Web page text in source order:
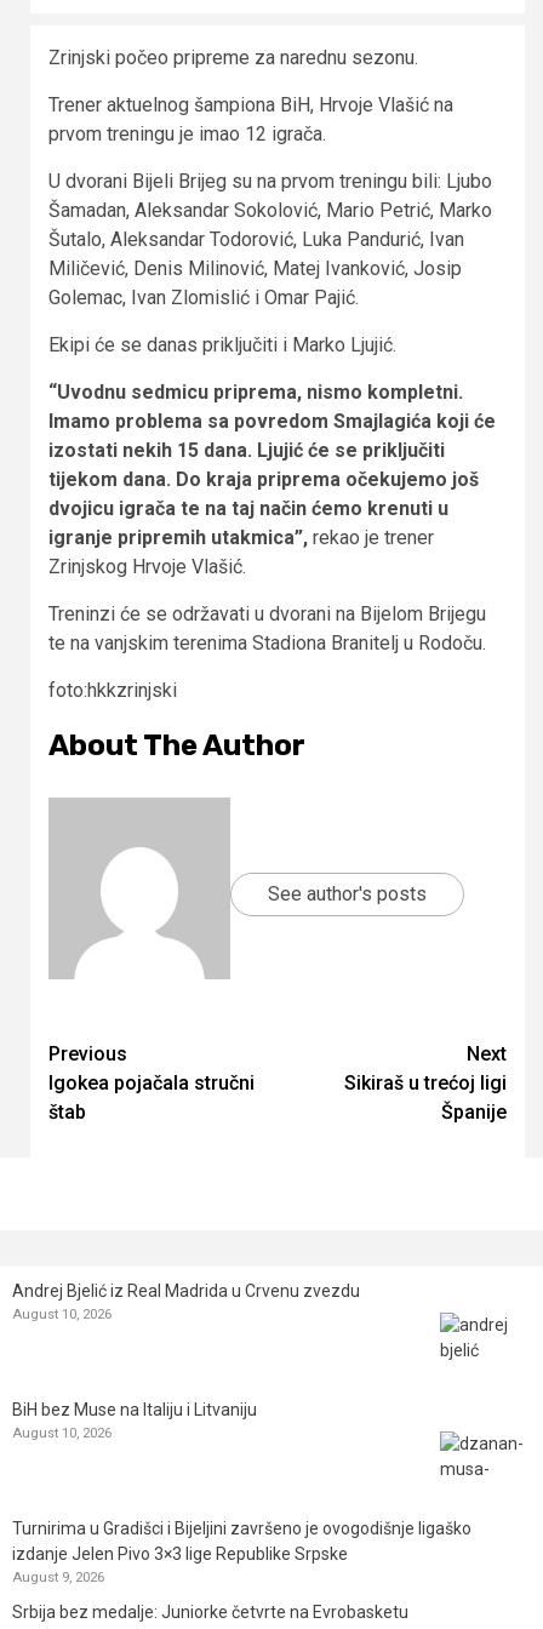
Zrinjski počeo pripreme za narednu sezonu.
Trener aktuelnog šampiona BiH, Hrvoje Vlašić na
prvom treningu je imao 12 igrača.
U dvorani Bijeli Brijeg su na prvom treningu bili: Ljubo
Šamadan, Aleksandar Sokolović, Mario Petrić, Marko
Šutalo, Aleksandar Todorović, Luka Pandurić, Ivan
Miličević, Denis Milinović, Matej Ivanković, Josip
Golemac, Ivan Zlomislić i Omar Pajić.
Ekipi će se danas priključiti i Marko Ljujić.
“Uvodnu sedmicu priprema, nismo kompletni.
Imamo problema sa povredom Smajlagića koji će
izostati nekih 15 dana. Ljujić će se priključiti
tijekom dana. Do kraja priprema očekujemo još
dvojicu igrača te na taj način ćemo krenuti u
igranje pripremih utakmica”, rekao je trener
Zrinjskog Hrvoje Vlašić.
Treninzi će se održavati u dvorani na Bijelom Brijegu
te na vanjskim terenima Stadiona Branitelj u Rodoču.
foto:hkkzrinjski
About The Author
See author's posts
Continue
Reading
Previous
Igokea pojačala stručni
štab
Next
Sikiraš u trećoj ligi
Španije
Andrej Bjelić iz Real Madrida u Crvenu zvezdu
August 10, 2026
BiH bez Muse na Italiju i Litvaniju
August 10, 2026
Turnirima u Gradišci i Bijeljini završeno je ovogodišnje ligaško
izdanje Jelen Pivo 3×3 lige Republike Srpske
August 9, 2026
Srbija bez medalje: Juniorke četvrte na Evrobasketu